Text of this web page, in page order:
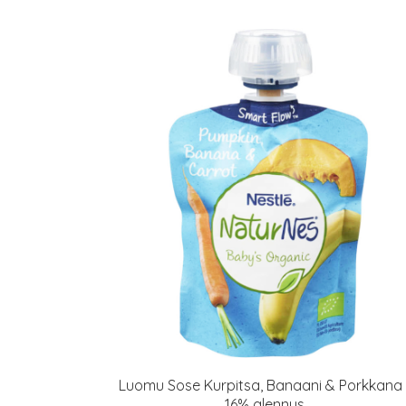
Luomu Sose Kurpitsa, Banaani & Porkkana